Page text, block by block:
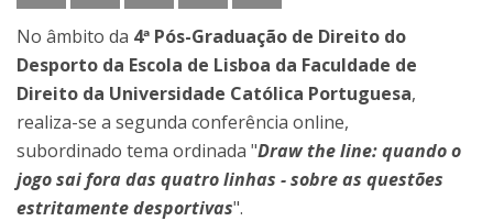
No âmbito da 4ª Pós-Graduação de Direito do
Desporto da Escola de Lisboa da Faculdade de
Direito da Universidade Católica Portuguesa,
realiza-se a segunda conferência online,
subordinado tema ordinada "Draw the line: quando o
jogo sai fora das quatro linhas - sobre as questões
estritamente desportivas".